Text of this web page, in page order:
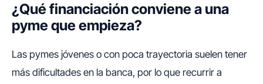
¿Qué financiación conviene a una
pyme que empieza?
Las pymes jóvenes o con poca trayectoria suelen tener
más dificultades en la banca, por lo que recurrir a